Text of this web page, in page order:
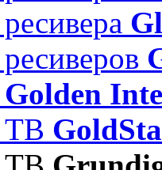
Golden
ТВ